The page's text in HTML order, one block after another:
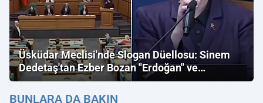
Üsküdar Meclisi'nde Slogan Düellosu: Sinem
Dedetaş'tan Ezber Bozan "Erdoğan" ve
"İmamoğlu" Çıkışı!
BUNLARA DA BAKIN